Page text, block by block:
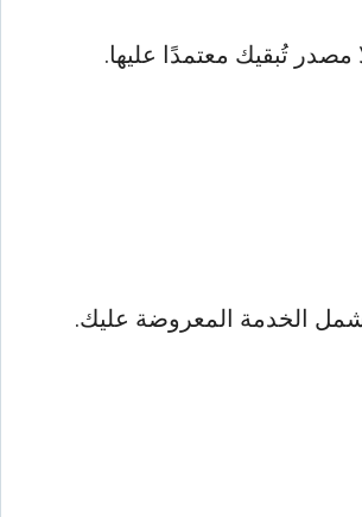
تُبقيك معتمدًا عليها.
الخدمة المعروضة عليك.